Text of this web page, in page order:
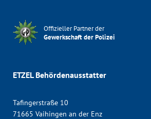
Offizieller Partner der
Gewerkschaft der Polizei
ETZEL Behördenausstatter
Tafingerstraße 10
71665 Vaihingen an der Enz